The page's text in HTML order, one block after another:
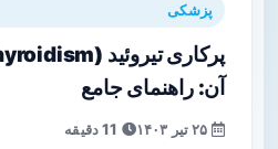
پزشکی
آن: راهنمای جامع